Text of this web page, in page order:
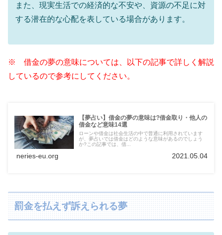
また、現実生活での経済的な不安や、資源の不足に対
する潜在的な心配を表している場合があります。
※ 借金の夢の意味については、以下の記事で詳しく解説
しているので参考にしてください。
【夢占い】借金の夢の意味は?借金取り・他人の
借金など意味14選
ローンや借金は社会生活の中で普通に利用されています
が、夢占いでは借金はどのような意味があるのでしょう
か?この記事では、借...
neries-eu.org 2021.05.04
罰金を払えず訴えられる夢